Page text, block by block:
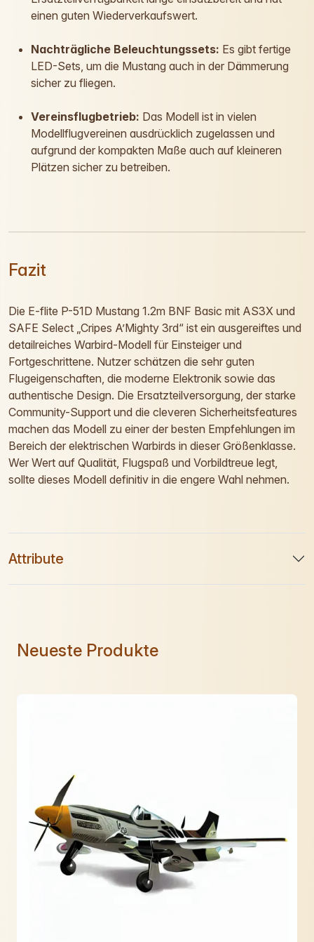
einen guten Wiederverkaufswert.
Nachträgliche Beleuchtungssets: Es gibt fertige
LED-Sets, um die Mustang auch in der Dämmerung
sicher zu fliegen.
Vereinsflugbetrieb: Das Modell ist in vielen
Modellflugvereinen ausdrücklich zugelassen und
aufgrund der kompakten Maße auch auf kleineren
Plätzen sicher zu betreiben.
Fazit
Die E-flite P-51D Mustang 1.2m BNF Basic mit AS3X und
SAFE Select „Cripes A’Mighty 3rd“ ist ein ausgereiftes und
detailreiches Warbird-Modell für Einsteiger und
Fortgeschrittene. Nutzer schätzen die sehr guten
Flugeigenschaften, die moderne Elektronik sowie das
authentische Design. Die Ersatzteilversorgung, der starke
Community-Support und die cleveren Sicherheitsfeatures
machen das Modell zu einer der besten Empfehlungen im
Bereich der elektrischen Warbirds in dieser Größenklasse.
Wer Wert auf Qualität, Flugspaß und Vorbildtreue legt,
sollte dieses Modell definitiv in die engere Wahl nehmen.
Attribute
Neueste Produkte